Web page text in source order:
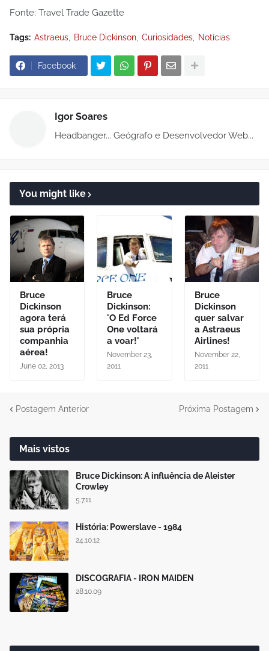
Fonte: Travel Trade Gazette
Tags: Astraeus Bruce Dickinson Curiosidades Notícias
Facebook
Igor Soares
Headbanger... Geógrafo e Desenvolvedor Web...
You might like
Bruce
Dickinson
agora terá
sua própria
companhia
aérea!
June 02, 2013
Bruce
Dickinson:
'O Ed Force
One voltará
a voar!'
November 23,
2011
Bruce
Dickinson
quer salvar
a Astraeus
Airlines!
November 22,
2011
Postagem Anterior Próxima Postagem
Mais vistos
Bruce Dickinson: A influência de Aleister
Crowley
5.7.11
História: Powerslave - 1984
24.10.12
DISCOGRAFIA - IRON MAIDEN
28.10.09